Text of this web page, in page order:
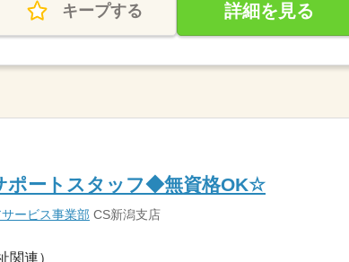
キープする 詳細を見る
ポートスタッフ◆無資格OK☆
ービス事業部 CS新潟支店
関連）